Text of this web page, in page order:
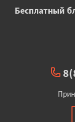
Бесплатный